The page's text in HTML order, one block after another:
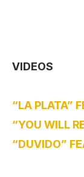
VIDEOS
“LA PLATA”
“YOU WILL
“DUVIDO”